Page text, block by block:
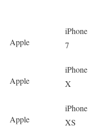
Apple
iPhone
7
Apple
iPhone
X
Apple
iPhone
XS